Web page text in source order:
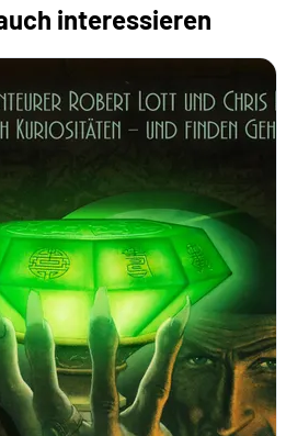
interessieren